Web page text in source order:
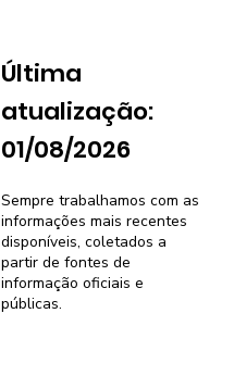
Última
atualização:
01/08/2026
Sempre trabalhamos com as
informações mais recentes
disponíveis, coletados a
partir de fontes de
informação oficiais e
públicas.